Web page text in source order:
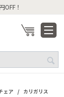
！
ェア /
カリガリス